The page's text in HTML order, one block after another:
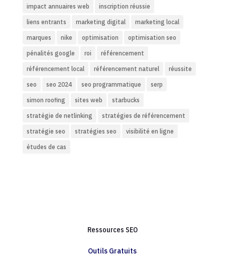
impact annuaires web inscription réussie
liens entrants marketing digital marketing local
marques nike optimisation optimisation seo
pénalités google roi référencement
référencement local référencement naturel réussite
seo seo 2024 seo programmatique serp
simon roofing sites web starbucks
stratégie de netlinking stratégies de référencement
stratégie seo stratégies seo visibilité en ligne
études de cas
Ressources SEO
Outils Gratuits